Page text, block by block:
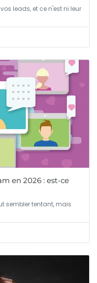
leads, et ce n'est ni leur
en 2026 : est-ce
sembler tentant, mais